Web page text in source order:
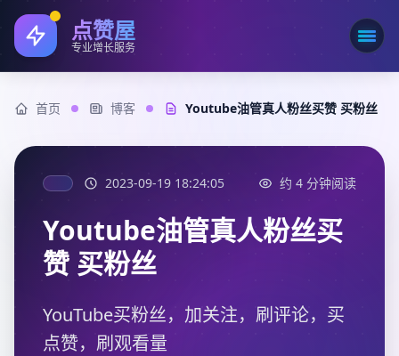
点赞屋
专业增长服务 打开
首页 博客 Youtube油管真人粉丝买赞 买粉丝
2023-09-19 18:24:05 约 4 分钟阅读
Youtube油管真人粉丝买
赞 买粉丝
YouTube买粉丝，加关注，刷评论，买
点赞，刷观看量